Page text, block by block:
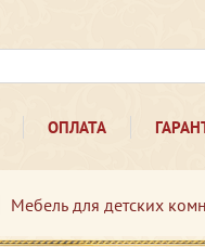
ОПЛАТА
Мебель для детских